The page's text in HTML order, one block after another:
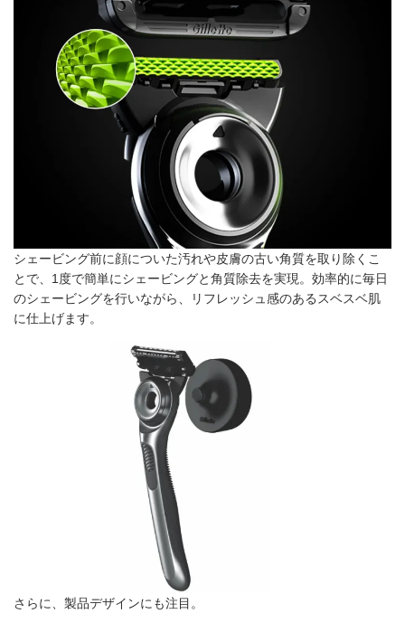
シェービング前に顔についた汚れや皮膚の古い角質を取り除くこ
とで、1度で簡単にシェービングと角質除去を実現。効率的に毎日
のシェービングを行いながら、リフレッシュ感のあるスベスベ肌
に仕上げます。
さらに、製品デザインにも注目。